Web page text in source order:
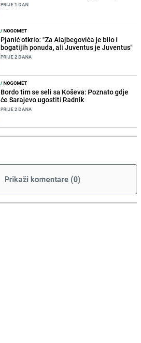
PRIJE 1 DAN
/NOGOMET
Pjanić otkrio: "Za Alajbegovića je bilo i
bogatijih ponuda, ali Juventus je Juventus"
PRIJE 2 DANA
/NOGOMET
Bordo tim se seli sa Koševa: Poznato gdje
će Sarajevo ugostiti Radnik
PRIJE 2 DANA
Prikaži komentare (0)